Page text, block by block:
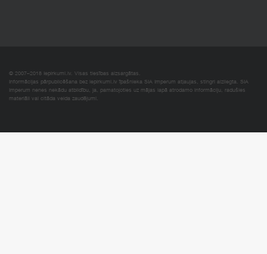
© 2007–2018 Iepirkumi.lv. Visas tiesības aizsargātas.
Informācijas pārpublicēšana bez iepirkumi.lv īpašnieka SIA Imperum atļaujas, stingri aizliegta. SIA
Imperum nenes nekādu atbildību, ja, pamatojoties uz mājas lapā atrodamo informāciju, radušies
materiāli vai citāda veida zaudējumi.